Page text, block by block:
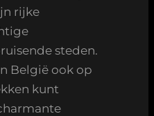
rijke
steden.
België ook op
kunt